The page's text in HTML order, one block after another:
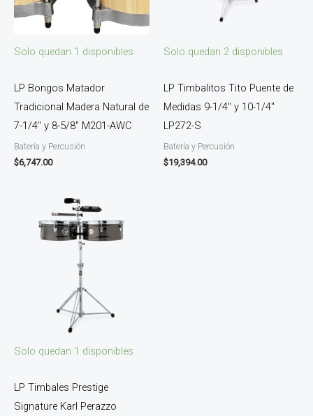
Solo quedan 1 disponibles
LP Bongos Matador
Tradicional Madera Natural de
7-1/4″ y 8-5/8″ M201-AWC
Batería y Percusión
$6,747.00
Solo quedan 2 disponibles
LP Timbalitos Tito Puente de
Medidas 9-1/4″ y 10-1/4″
LP272-S
Batería y Percusión
$19,394.00
Solo quedan 1 disponibles
LP Timbales Prestige
Signature Karl Perazzo